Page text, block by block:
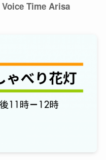
Voice Time Arisa